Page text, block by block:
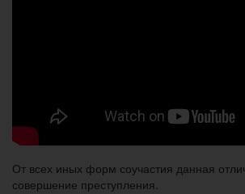
От всех иных форм соучастия данная
совершение преступления.